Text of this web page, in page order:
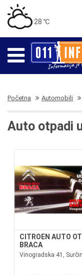
28 ℃
Početna Automobili
Auto otpadi
CITROEN AUTO
BRACA
Vinogradska 41, Surčin